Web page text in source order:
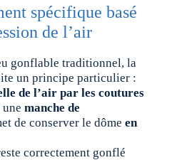
spécifique basé
de l’air
gonflable traditionnel, la
un principe particulier :
de l’air par les coutures
unemanche de
de conserver le dômeen
correctement gonflé